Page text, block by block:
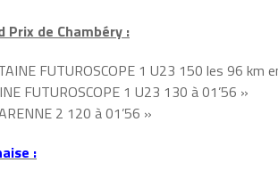
Prix de Chambéry :
FUTUROSCOPE 1 U23 150 les 96 km
FUTUROSCOPE 1 U23 130 à 01’56 »
2 120 à 01’56 »
: